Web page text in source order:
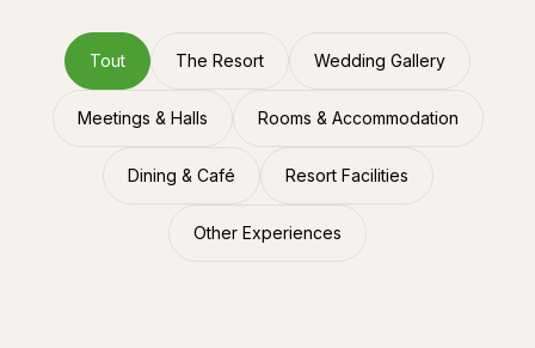
Tout The Resort Wedding Gallery
Meetings & Halls Rooms & Accommodation
Dining & Café Resort Facilities
Other Experiences